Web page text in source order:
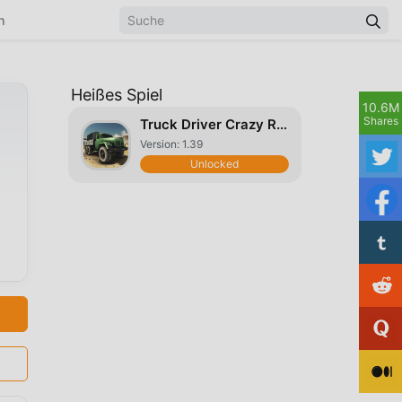
Heißes Spiel
Truck Driver Crazy Road 2
Version: 1.39
Unlocked
10.6M
Shares